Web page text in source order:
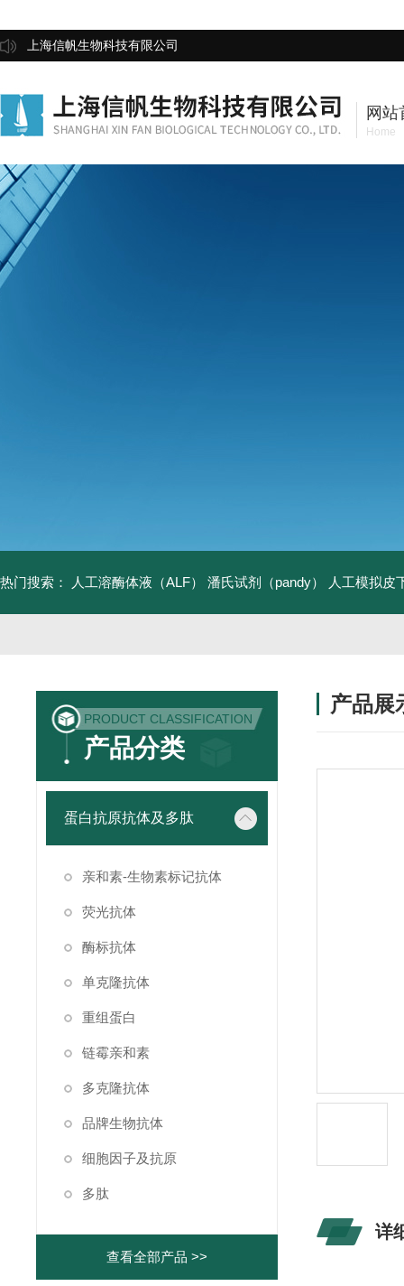
上海信帆生物科技有限公司
网站
Home
热门搜索： 人工溶酶体液（ALF） 潘氏试剂（pandy） 人工模拟皮
PRODUCT CLASSIFICATION
产品分类
蛋白抗原抗体及多肽
亲和素-生物素标记抗体
荧光抗体
酶标抗体
单克隆抗体
重组蛋白
链霉亲和素
多克隆抗体
品牌生物抗体
细胞因子及抗原
多肽
查看全部产品 >>
产品展
详